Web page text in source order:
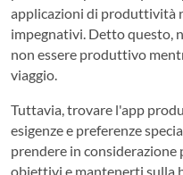
applicazioni di produttività
impegnativi. Detto questo,
non essere produttivo
viaggio.
Tuttavia, trovare l'app
esigenze e preferenze
prendere in
obiettivi e mantenerti sulla